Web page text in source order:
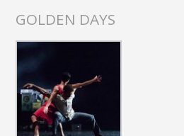
GOLDEN DAYS